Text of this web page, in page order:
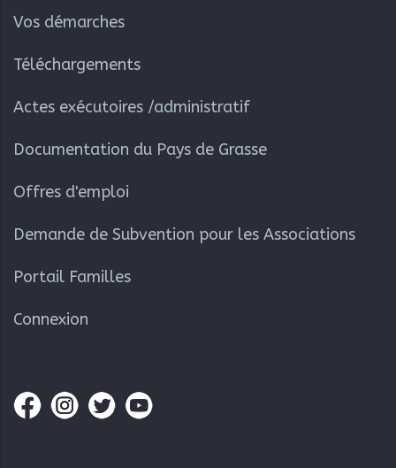
Vos démarches
Téléchargements
Actes exécutoires /administratif
Documentation du Pays de Grasse
Offres d'emploi
Demande de Subvention pour les Associations
Portail Familles
Connexion